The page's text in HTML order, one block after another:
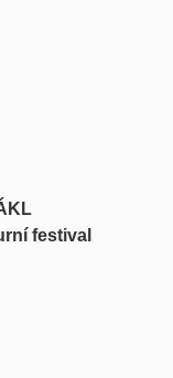
festival